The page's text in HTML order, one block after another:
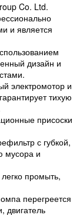
Co. Ltd.
и является
дизайн и
электромотор и
тихую
присоски
с губкой,
мусора и
промыть,
перегреется
двигатель